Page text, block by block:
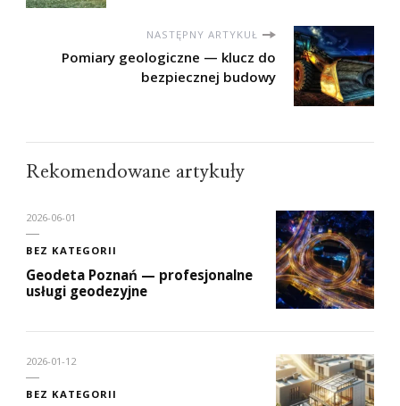
NASTĘPNY ARTYKUŁ
Pomiary geologiczne — klucz do
bezpiecznej budowy
Rekomendowane artykuły
2026-06-01
BEZ KATEGORII
Geodeta Poznań — profesjonalne
usługi geodezyjne
2026-01-12
BEZ KATEGORII